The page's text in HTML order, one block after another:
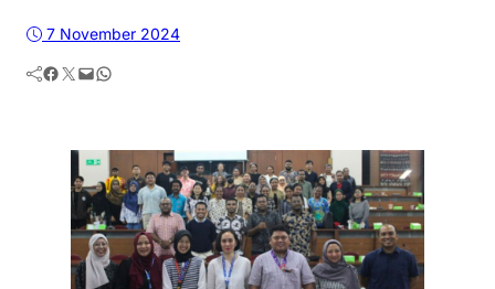
7 November 2024
Facebook Twitter Mail WhatsApp